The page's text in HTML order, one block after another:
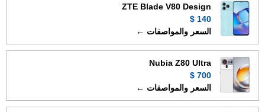
ZTE Blade V80 Design
140 $
السعر والمواصفات ←
Nubia Z80 Ultra
700 $
السعر والمواصفات ←